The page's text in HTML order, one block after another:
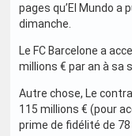
pages qu’El Mundo a
dimanche.
Le FC Barcelone a
millions € par an à sa
Autre chose, Le
115 millions € (pour
prime de fidélité de 78